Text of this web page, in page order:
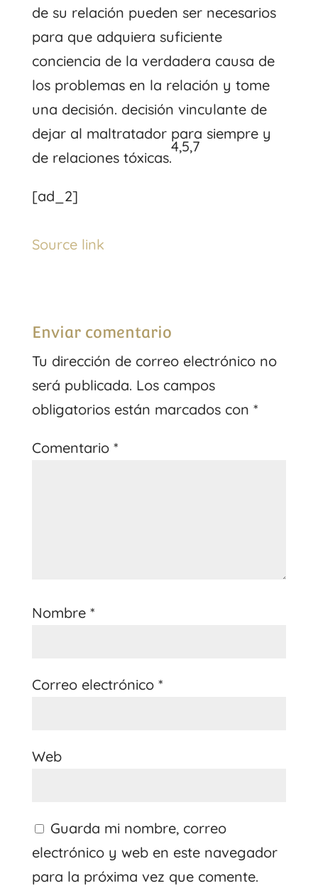
de su relación pueden ser necesarios
para que adquiera suficiente
conciencia de la verdadera causa de
los problemas en la relación y tome
una decisión. decisión vinculante de
dejar al maltratador para siempre y
de relaciones tóxicas.
4,5,7
[ad_2]
Source link
Enviar comentario
Tu dirección de correo electrónico no
será publicada. Los campos
obligatorios están marcados con *
Comentario *
Nombre *
Correo electrónico *
Web
Guarda mi nombre, correo
electrónico y web en este navegador
para la próxima vez que comente.